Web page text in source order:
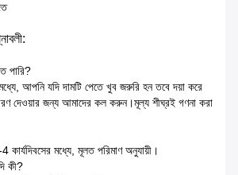
পারি?
আপনি যদি দামটি পেতে খুব জরুরি হন তবে দয়া করে
দেওয়ার জন্য আমাদের কল করুন।মূল্য শীঘ্রই গণনা করা
কার্যদিবসের মধ্যে, মূলত পরিমাণ অনুযায়ী।
কী?